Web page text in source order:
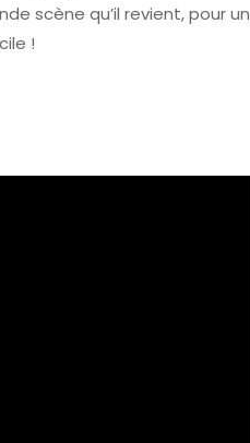
scène qu’il revient, pour un
!